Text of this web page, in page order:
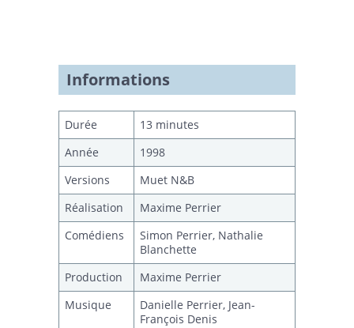
Informations
Durée
13 minutes
Année
1998
Versions
Muet N&B
Réalisation
Maxime Perrier
Comédiens
Simon Perrier, Nathalie
Blanchette
Production
Maxime Perrier
Musique
Danielle Perrier, Jean-
François Denis